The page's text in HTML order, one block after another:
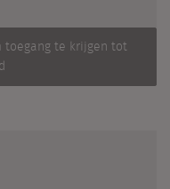
toegang te krijgen tot